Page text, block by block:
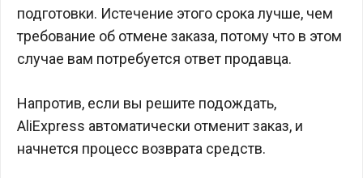
подготовки. Истечение этого срока лучше, чем
требование об отмене заказа, потому что в этом
случае вам потребуется ответ продавца.
Напротив, если вы решите подождать,
AliExpress автоматически отменит заказ, и
начнется процесс возврата средств.